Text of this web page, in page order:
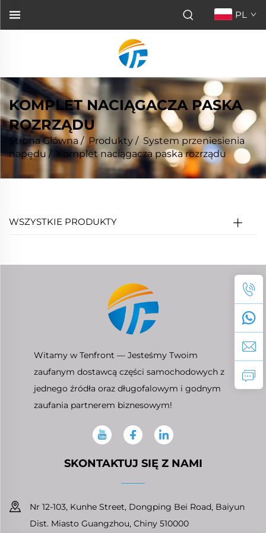
PL
KOMPLET NACIĄGACZA PASKA
ROZRZĄDU
Strona Główna/ Produkty / System przeniesienia
napędu / Komplet naciągacza paska rozrządu
WSZYSTKIE PRODUKTY
Witamy w Tenfront — Jesteśmy Twoim
zaufanym dostawcą części samochodowych z
jednego źródła oraz długofalowym i godnym
zaufania partnerem biznesowym!
SKONTAKTUJ SIĘ Z NAMI
Nr 12-103, Kunhe Street, Dongping Bei Road, Baiyun
Dist. Miasto Guangzhou, Chiny 510000